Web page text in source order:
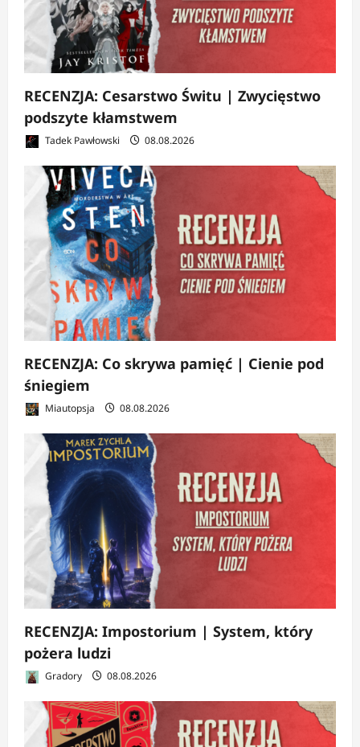
RECENZJA: Cesarstwo Świtu | Zwycięstwo
podszyte kłamstwem
Tadek Pawłowski 08.08.2026
RECENZJA: Co skrywa pamięć | Cienie pod
śniegiem
Miautopsja 08.08.2026
RECENZJA: Impostorium | System, który
pożera ludzi
Gradory 08.08.2026